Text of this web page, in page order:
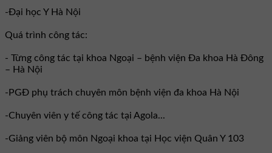
-Đại học Y Hà Nội
Quá trình công tác:
- Từng công tác tại khoa Ngoại – bệnh viện Đa khoa Hà Đông
– Hà Nội
-PGĐ phụ trách chuyên môn bệnh viện đa khoa Hà Nội
-Chuyên viên y tế công tác tại Agola...
-Giảng viên bộ môn Ngoại khoa tại Học viện Quân Y 103